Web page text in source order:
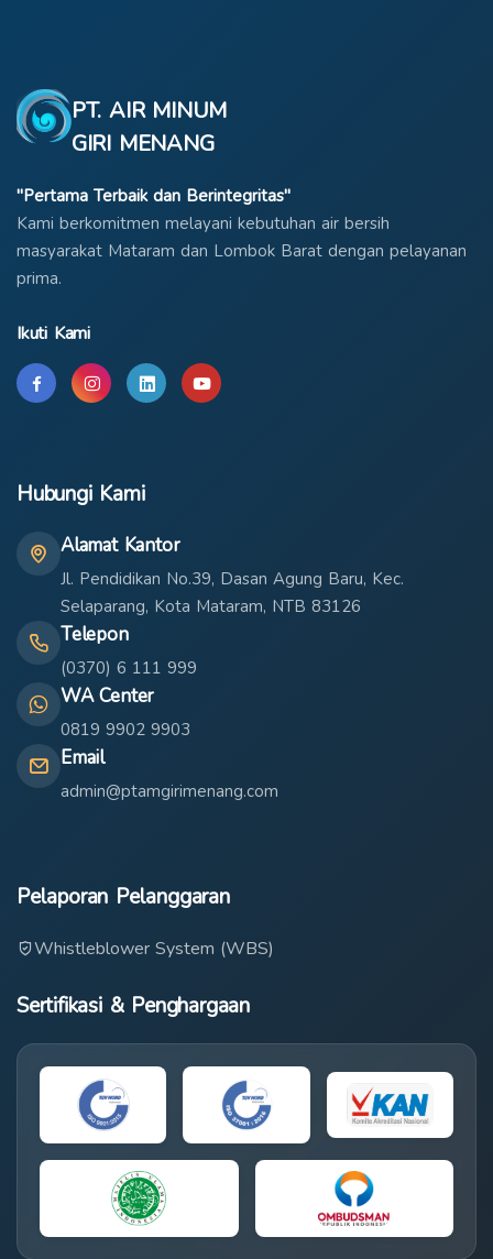
PT. AIR MINUM
GIRI MENANG
"Pertama Terbaik dan Berintegritas"
Kami berkomitmen melayani kebutuhan air bersih
masyarakat Mataram dan Lombok Barat dengan pelayanan
prima.
Ikuti Kami
Hubungi Kami
Alamat Kantor
Jl. Pendidikan No.39, Dasan Agung Baru, Kec.
Selaparang, Kota Mataram, NTB 83126
Telepon
(0370) 6 111 999
WA Center
0819 9902 9903
Email
admin@ptamgirimenang.com
Pelaporan Pelanggaran
Whistleblower System (WBS)
Sertifikasi & Penghargaan